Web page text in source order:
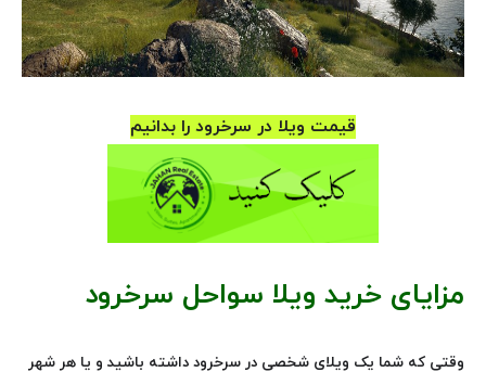
قیمت ویلا در سرخرود را بدانیم
مزایای خرید ویلا سواحل سرخرود
وقتی که شما یک ویلای شخصی در سرخرود داشته باشید و یا هر شهر